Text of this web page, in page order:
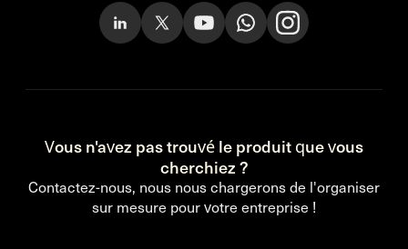
Vous n'avez pas trouvé le produit que vous
cherchiez ?
Contactez-nous, nous nous chargerons de l'organiser
sur mesure pour votre entreprise !